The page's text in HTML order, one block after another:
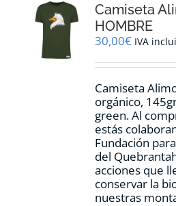
Camiseta
HOMBRE
30,00€ IVA
Camiseta
orgánico,
green. Al
estás
Fundación
del
acciones que
conservar la
nuestras